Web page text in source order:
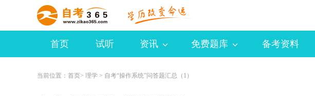
首页 试听 资讯 免费题库 备考资料
当前位置： 首页> 理学 > 自考“操作系统”问答题汇总（1）